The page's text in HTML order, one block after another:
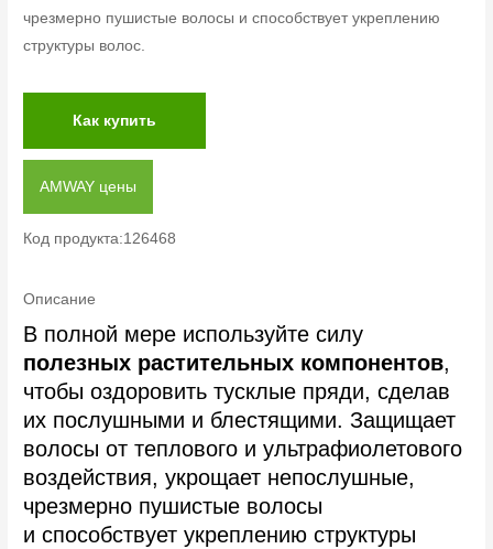
чрезмерно пушистые волосы и способствует укреплению
структуры волос.
Как купить
AMWAY цены
Код продукта:126468
Описание
В полной мере используйте силу
полезных растительных компонентов,
чтобы оздоровить тусклые пряди, сделав
их послушными и блестящими. Защищает
волосы от теплового и ультрафиолетового
воздействия, укрощает непослушные,
чрезмерно пушистые волосы
и способствует укреплению структуры